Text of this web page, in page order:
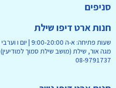
סניפים
חנות ארט דיפו שילת
שעות פתיחה: א-ה 9:00-20:00 | יום ו וערבי חג 9:00-14:00
מגה אור, שילת (מושב שילת סמוך למודיעין)
08-9791737